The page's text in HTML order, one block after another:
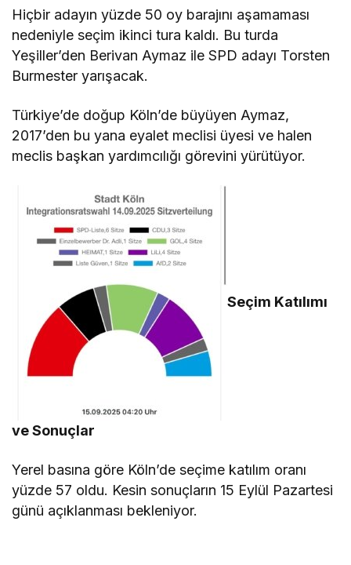
Hiçbir adayın yüzde 50 oy barajını aşamaması
nedeniyle seçim ikinci tura kaldı. Bu turda
Yeşiller’den Berivan Aymaz ile SPD adayı Torsten
Burmester yarışacak.
Türkiye’de doğup Köln’de büyüyen Aymaz,
2017’den bu yana eyalet meclisi üyesi ve halen
meclis başkan yardımcılığı görevini yürütüyor.
Seçim Katılımı
ve Sonuçlar
Yerel basına göre Köln’de seçime katılım oranı
yüzde 57 oldu. Kesin sonuçların 15 Eylül Pazartesi
günü açıklanması bekleniyor.